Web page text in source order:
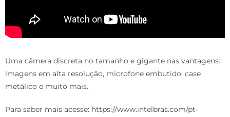
Uma câmera discreta no tamanho e gigante nas vantagens:
imagens em alta resolução, microfone embutido, case
metálico e muito mais.
Para saber mais acesse: https://www.intelbras.com/pt-